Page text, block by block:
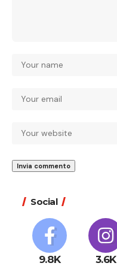
Social
9.8K 3.6K